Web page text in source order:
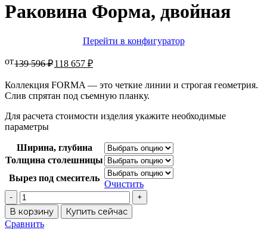
Раковина Форма, двойная
Перейти в конфигуратор
от139 596₽118 657 ₽
Коллекция FORMA — это четкие линии и строгая геометрия.
Слив спрятан под съемную планку.
Для расчета стоимости изделия укажите необходимые
параметры
Ширина, глубина
Толщина столешницы
Вырез под смеситель
Очистить
Количество
товара
Раковина
Форма,
В корзину Купить сейчас
Сравнить